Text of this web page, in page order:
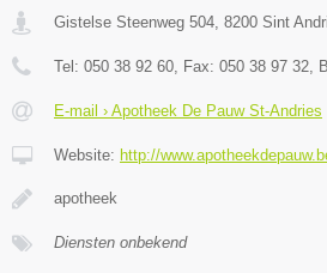
Gistelse Steenweg 504, 8200 Sint
Tel: 050 38 92 60, Fax: 050 38 97 32,
E-mail › Apotheek De Pauw St-Andries
Website: http://
apotheek
Diensten onbekend